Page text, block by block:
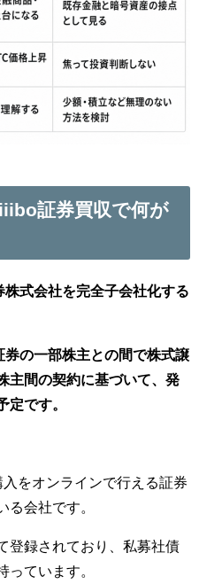
証券買収で何が
式会社を完全子会社化する
の一部株主との間で株式譲
主間の契約に基づいて、発
定です。
をオンラインで行える証券
る会社です。
登録されており、私募社債
っています。